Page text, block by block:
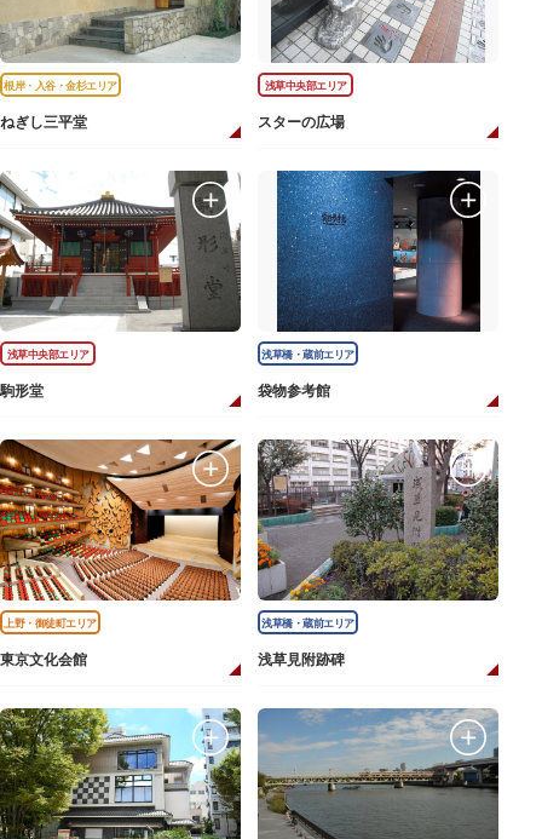
根岸・入谷・金杉エリア
ねぎし三平堂
浅草中央部エリア
スターの広場
浅草中央部エリア
駒形堂
浅草橋・蔵前エリア
袋物参考館
上野・御徒町エリア
東京文化会館
浅草橋・蔵前エリア
浅草見附跡碑